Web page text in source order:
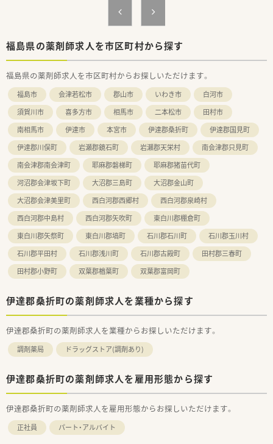
福島県の薬剤師求人を市区町村から探す
福島県の薬剤師求人を市区町村からお探しいただけます。
福島市 会津若松市 郡山市 いわき市
白河市
須賀川市
喜多方市 相馬市 二本松市
田村市
南相馬市
伊達市 本宮市 伊達郡桑折町
伊達郡国見町
伊達郡川俣町
岩瀬郡鏡石町 岩瀬郡天栄村
南会津郡只見町
南会津郡南会津町
耶麻郡磐梯町
耶麻郡猪苗代町
河沼郡会津坂下町
大沼郡三島町
大沼郡金山町
大沼郡会津美里町
西白河郡西郷村
西白河郡泉崎村
西白河郡中島村
西白河郡矢吹町
東白川郡棚倉町
東白川郡矢祭町
東白川郡塙町 石川郡石川町
石川郡玉川村
石川郡平田村
石川郡浅川町 石川郡古殿町
田村郡三春町
田村郡小野町
双葉郡楢葉町 双葉郡富岡町
伊達郡桑折町の薬剤師求人を業種から探す
伊達郡桑折町の薬剤師求人を業種からお探しいただけます。
調剤薬局 ドラッグストア(調剤あり)
伊達郡桑折町の薬剤師求人を雇用形態から探す
伊達郡桑折町の薬剤師求人を雇用形態からお探しいただけます。
正社員 パート・アルバイト